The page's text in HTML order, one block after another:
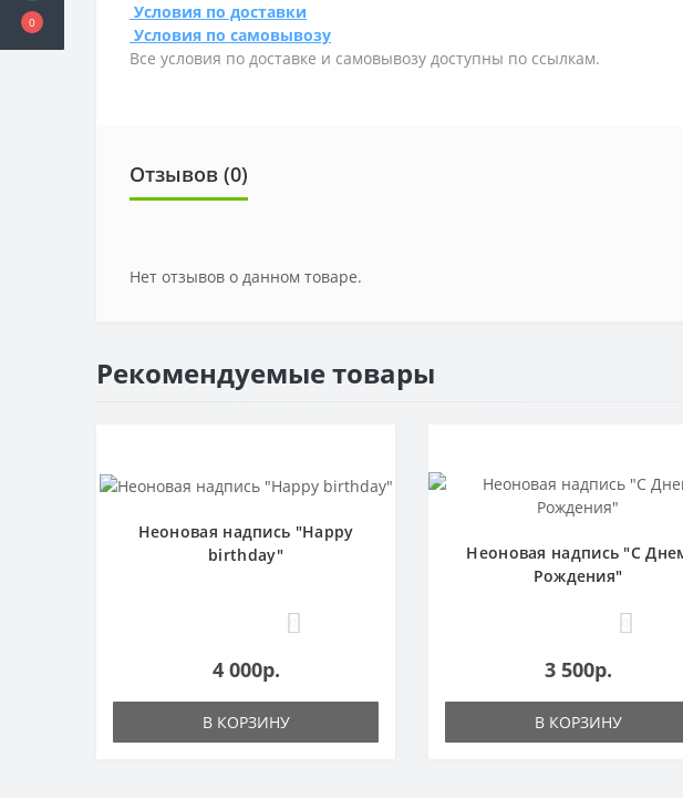
0
Условия по доставки
Условия по самовывозу
Все условия по доставке и самовывозу доступны по ссылкам.
Отзывов (0)
Нет отзывов о данном товаре.
Рекомендуемые товары
Неоновая надпись "Happy
birthday"
4 000р.
В КОРЗИНУ
Неоновая надпись "С
Рождения"
3 500р.
В КОРЗИНУ